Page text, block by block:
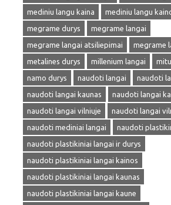
mediniu langu kaina
mediniu langu
megrame durys
megrame langai
megrame langai atsiliepimai
megrame
metalines durys
millenium langai
namo durys
naudoti langai
naudoti
naudoti langai kaunas
naudoti langai
naudoti langai vilniuje
naudoti langai
naudoti mediniai langai
naudoti
naudoti plastikiniai langai ir durys
naudoti plastikiniai langai kainos
naudoti plastikiniai langai kaunas
naudoti plastikiniai langai kaune